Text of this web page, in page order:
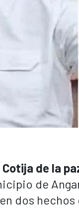
Cotija de la
de
dos